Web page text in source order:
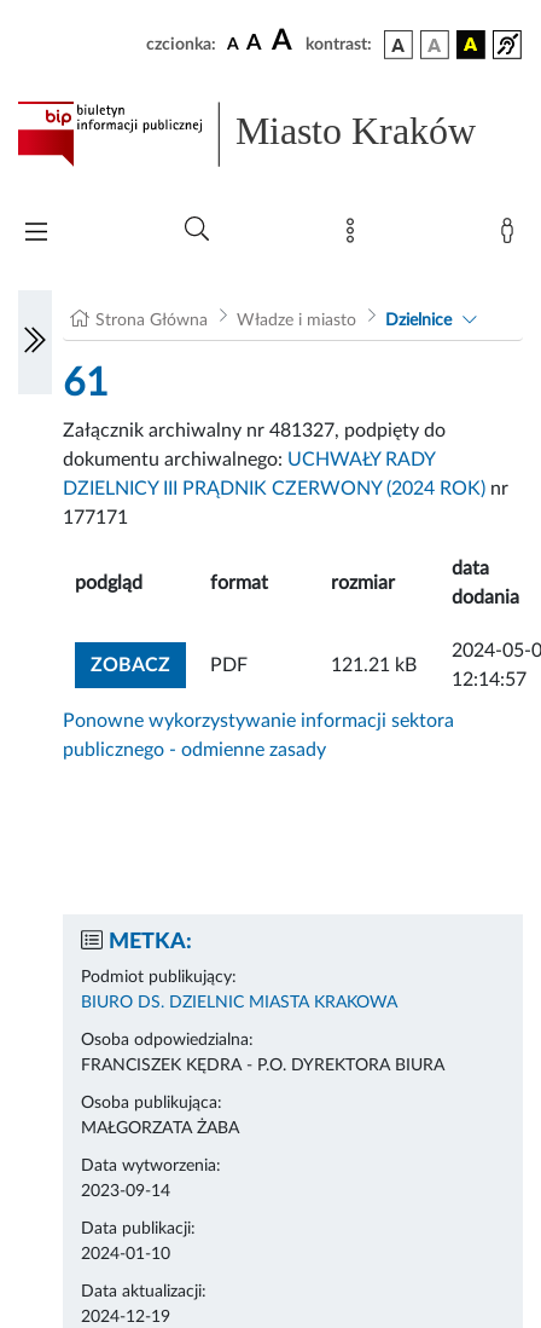
czcionka: A A A kontrast:
Miasto Kraków
Strona Główna Władze i miasto Dzielnice
61
Załącznik archiwalny nr 481327, podpięty do
dokumentu archiwalnego: UCHWAŁY RADY
DZIELNICY III PRĄDNIK CZERWONY (2024 ROK) nr
177171
podgląd format rozmiar
data
dodania
ZOBACZZOBACZ ZAŁĄCZNIK
PDF 121.21 kB
2024-05-
12:14:57
Ponowne wykorzystywanie informacji sektora
publicznego - odmienne zasady
METKA:
Podmiot publikujący:
BIURO DS. DZIELNIC MIASTA KRAKOWA
Osoba odpowiedzialna:
FRANCISZEK KĘDRA - P.O. DYREKTORA BIURA
Osoba publikująca:
MAŁGORZATA ŻABA
Data wytworzenia:
2023-09-14
Data publikacji:
2024-01-10
Data aktualizacji:
2024-12-19